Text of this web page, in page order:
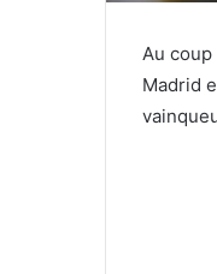
Au
Madrid